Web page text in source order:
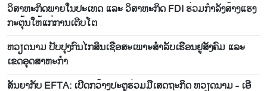
ວິ​ສາ​ຫະ​ກິດພາຍ​ໃນ​ປະ​ເທດ ແລະ ວິ​ສາ​ຫະ​ກິດ FDI ຮ່ວມ​ກຳ​ລັງ​ສ້າງ​ແຮງ​
ກະຕຸ້ນໃຫ້​ແກ່​ການ​ເຕີບ​ໂຕ
ຫວຽດ​ນາມ ​ປັບ​ປຸງ​ກົນ​ໄກ​ສິນ​ເຊື່ອ​ສະ​ເພາະ​​ສຳລັບ​ເຮືອນ​ຢູ່​ສັງ​ຄົມ ແລະ
ເຂດ​ອຸດ​ສາ​ຫະ​ກຳ
ສັນ​ຍາ​ກັບ EFTA: ເປີດ​ກວ້າງ​ປະ​ຕູ​ຮ່ວມ​ມື​ເສດ​ຖະ​ກິດ ຫວຽດ​ນາມ - ເອີ​